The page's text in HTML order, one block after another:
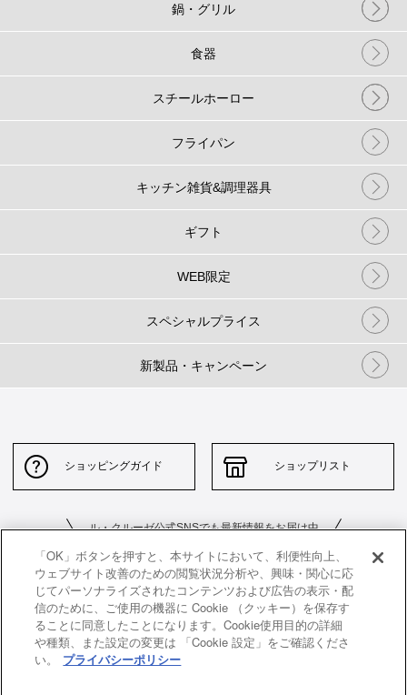
鍋・グリル
食器
スチールホーロー
フライパン
キッチン雑貨&調理器具
ギフト
WEB限定
スペシャルプライス
新製品・キャンペーン
ショッピングガイド ショップリスト
ル・クルーゼ公式SNSでも最新情報をお届け中
お問い合わせ サイトポリシー
「OK」ボタンを押すと、本サイトにおいて、利便性向上、
ウェブサイト改善のための閲覧状況分析や、興味・関心に応
じてパーソナライズされたコンテンツおよび広告の表示・配
信のために、ご使用の機器に Cookie （クッキー）を保存す
ることに同意したことになります。Cookie使用目的の詳細
や種類、また設定の変更は 「Cookie 設定」をご確認くださ
い。
プライバシーポリシー